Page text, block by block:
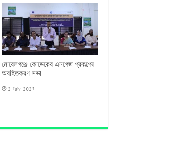
মোরেলগঞ্জে কোডেকের এনগেজ প্রকল্পের
অবহিতকরণ সভা
2 July 2025